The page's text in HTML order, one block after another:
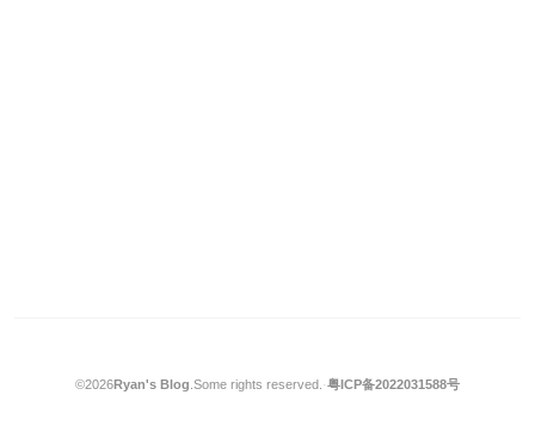
©2026Ryan's Blog Some rights reserved. ·粤ICP备2022031588号